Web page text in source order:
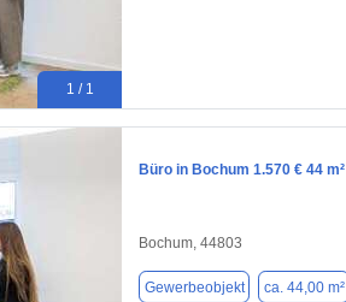
1 / 1
Büro in Bochum 1.570 € 44 m²
Bochum, 44803
Gewerbeobjekt ca. 44,00 m²